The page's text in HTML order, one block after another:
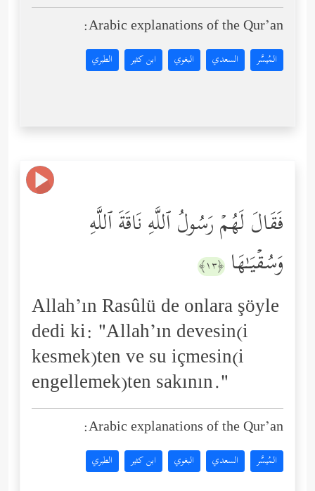
Arabic explanations of the Qur’an:
المُيسَّر السعدي البغوي ابن كثير الطبري
فَقَالَ لَهُمۡ رَسُولُ ٱللَّهِ نَاقَةَ ٱللَّهِ
وَسُقۡیَـٰهَا ﴿١٣﴾
Allah’ın Rasûlü de onlara şöyle
dedi ki: "Allah’ın devesin(i
kesmek)ten ve su içmesin(i
engellemek)ten sakının."
Arabic explanations of the Qur’an:
المُيسَّر السعدي البغوي ابن كثير الطبري